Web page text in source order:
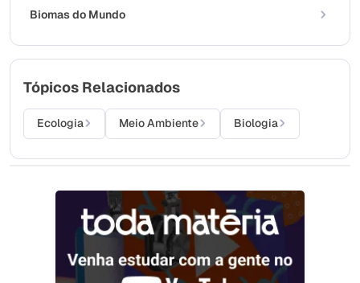
Biomas do Mundo
Tópicos Relacionados
Ecologia Meio Ambiente Biologia